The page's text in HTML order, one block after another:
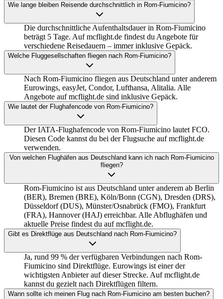
Wie lange bleiben Reisende durchschnittlich in Rom-Fiumicino?
Die durchschnittliche Aufenthaltsdauer in Rom-Fiumicino
beträgt 5 Tage. Auf mcflight.de findest du Angebote für
verschiedene Reisedauern – immer inklusive Gepäck.
Welche Fluggesellschaften fliegen nach Rom-Fiumicino?
Nach Rom-Fiumicino fliegen aus Deutschland unter anderem
Eurowings, easyJet, Condor, Lufthansa, Alitalia. Alle
Angebote auf mcflight.de sind inklusive Gepäck.
Wie lautet der Flughafencode von Rom-Fiumicino?
Der IATA-Flughafencode von Rom-Fiumicino lautet FCO.
Diesen Code kannst du bei der Flugsuche auf mcflight.de
verwenden.
Von welchen Flughäfen aus Deutschland kann ich nach Rom-Fiumicino
fliegen?
Rom-Fiumicino ist aus Deutschland unter anderem ab Berlin
(BER), Bremen (BRE), Köln/Bonn (CGN), Dresden (DRS),
Düsseldorf (DUS), Münster/Osnabrück (FMO), Frankfurt
(FRA), Hannover (HAJ) erreichbar. Alle Abflughäfen und
aktuelle Preise findest du auf mcflight.de.
Gibt es Direktflüge aus Deutschland nach Rom-Fiumicino?
Ja, rund 99 % der verfügbaren Verbindungen nach Rom-
Fiumicino sind Direktflüge. Eurowings ist einer der
wichtigsten Anbieter auf dieser Strecke. Auf mcflight.de
kannst du gezielt nach Direktflügen filtern.
Wann sollte ich meinen Flug nach Rom-Fiumicino am besten buchen?